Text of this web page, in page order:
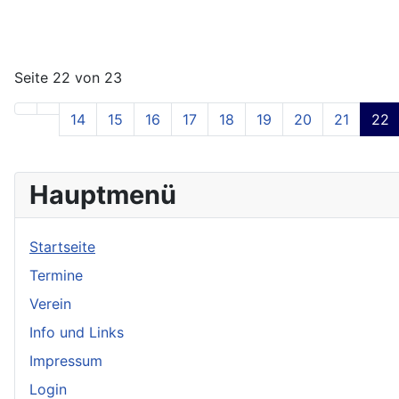
Seite 22 von 23
14 15 16 17 18 19 20 21 22
Hauptmenü
Startseite
Termine
Verein
Info und Links
Impressum
Login